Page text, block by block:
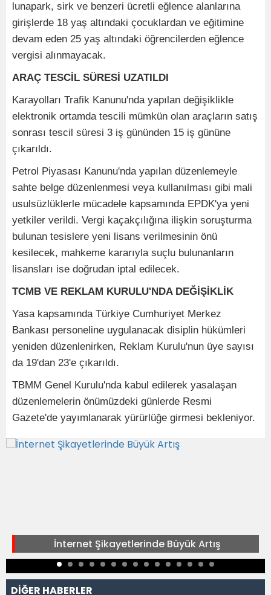
lunapark, sirk ve benzeri ücretli eğlence alanlarına
girişlerde 18 yaş altındaki çocuklardan ve eğitimine
devam eden 25 yaş altındaki öğrencilerden eğlence
vergisi alınmayacak.
ARAÇ TESCİL SÜRESİ UZATILDI
Karayolları Trafik Kanunu'nda yapılan değişiklikle
elektronik ortamda tescili mümkün olan araçların satış
sonrası tescil süresi 3 iş gününden 15 iş gününe
çıkarıldı.
Petrol Piyasası Kanunu'nda yapılan düzenlemeyle
sahte belge düzenlenmesi veya kullanılması gibi mali
usulsüzlüklerle mücadele kapsamında EPDK'ya yeni
yetkiler verildi. Vergi kaçakçılığına ilişkin soruşturma
bulunan tesislere yeni lisans verilmesinin önü
kesilecek, mahkeme kararıyla suçlu bulunanların
lisansları ise doğrudan iptal edilecek.
TCMB VE REKLAM KURULU'NDA DEĞİŞİKLİK
Yasa kapsamında Türkiye Cumhuriyet Merkez
Bankası personeline uygulanacak disiplin hükümleri
yeniden düzenlenirken, Reklam Kurulu'nun üye sayısı
da 19'dan 23'e çıkarıldı.
TBMM Genel Kurulu'nda kabul edilerek yasalaşan
düzenlemelerin önümüzdeki günlerde Resmi
Gazete'de yayımlanarak yürürlüğe girmesi bekleniyor.
İnternet Şikayetlerinde Büyük Artış
DİĞER HABERLER